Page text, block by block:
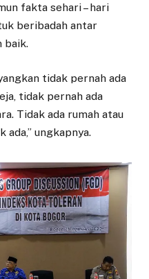
fakta sehari – hari
beribadah antar
baik.
tidak pernah ada
tidak pernah ada
Tidak ada rumah atau
ungkapnya.